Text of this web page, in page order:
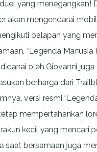
yang menegangkan!
akan mengendarai
balapan yang
“Legenda Manusia
didanai oleh Giovanni juga
berharga dari
versi resmi
mempertahankan
kecil yang mencari
saat bersamaan juga